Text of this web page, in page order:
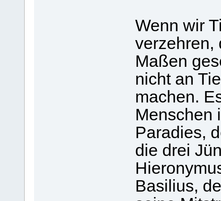
Wenn wir
verzehren,
Maßen
nicht an
machen.
Menschen
Paradies,
die drei
Basilius,